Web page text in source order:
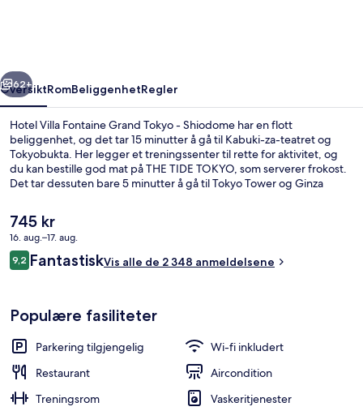
Shiodome
Lobby
Neste
62+
OversiktRomBeliggenhetRegler
Hotel Villa Fontaine Grand Tokyo - Shiodome har en flott
beliggenhet, og det tar 15 minutter å gå til Kabuki-za-teatret og
Tokyobukta. Her legger et treningssenter til rette for aktivitet, og
du kan bestille god mat på THE TIDE TOKYO, som serverer frokost.
Det tar dessuten bare 5 minutter å gå til Tokyo Tower og Ginza
kollektivtransport: Det tar 3 minutter å gå til Shiodome stasjon og 9
minutter å gå til Daimon stasjon.
Den
nåværende
prisen
er
745 kr
16. aug.–17. aug.
Anmeldelser
9,29,2 av 10 –
FantastiskVis alle de 2 348 anmeldelsene
Populære fasiliteter
Parkering tilgjengelig
Wi-fi inkludert
Restaurant
Aircondition
Treningsrom
Vaskeritjenester